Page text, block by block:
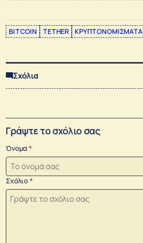
BITCOIN TETHER ΚΡΥΠΤΟΝΟΜΙΣΜΑΤΑ
Σχόλια
Γράψτε το σχόλιο σας
Όνομα
Σχόλιο